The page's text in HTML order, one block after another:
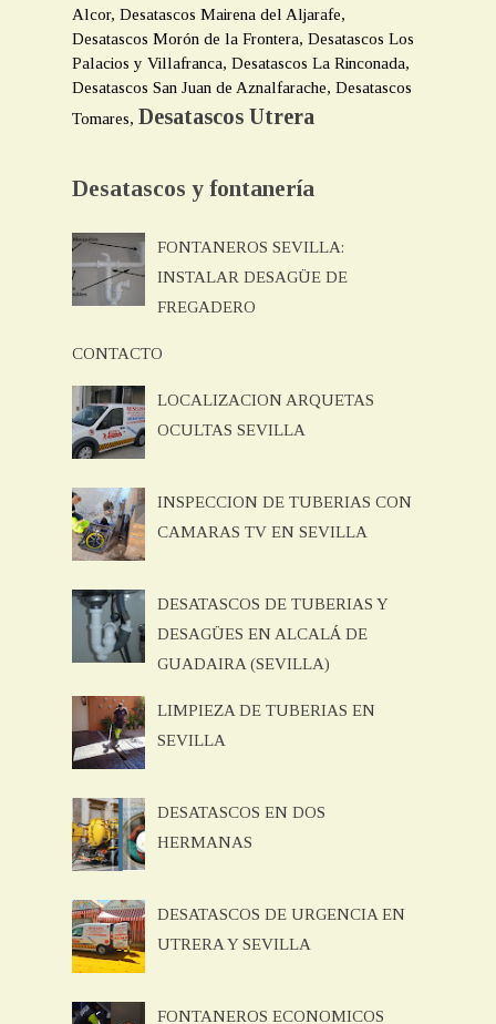
Alcor, Desatascos Mairena del Aljarafe,
Desatascos Morón de la Frontera, Desatascos Los
Palacios y Villafranca, Desatascos La Rinconada,
Desatascos San Juan de Aznalfarache, Desatascos
Tomares, Desatascos Utrera
Desatascos y fontanería
FONTANEROS SEVILLA:
INSTALAR DESAGÜE DE
FREGADERO
CONTACTO
LOCALIZACION ARQUETAS
OCULTAS SEVILLA
INSPECCION DE TUBERIAS CON
CAMARAS TV EN SEVILLA
DESATASCOS DE TUBERIAS Y
DESAGÜES EN ALCALÁ DE
GUADAIRA (SEVILLA)
LIMPIEZA DE TUBERIAS EN
SEVILLA
DESATASCOS EN DOS
HERMANAS
DESATASCOS DE URGENCIA EN
UTRERA Y SEVILLA
FONTANEROS ECONOMICOS